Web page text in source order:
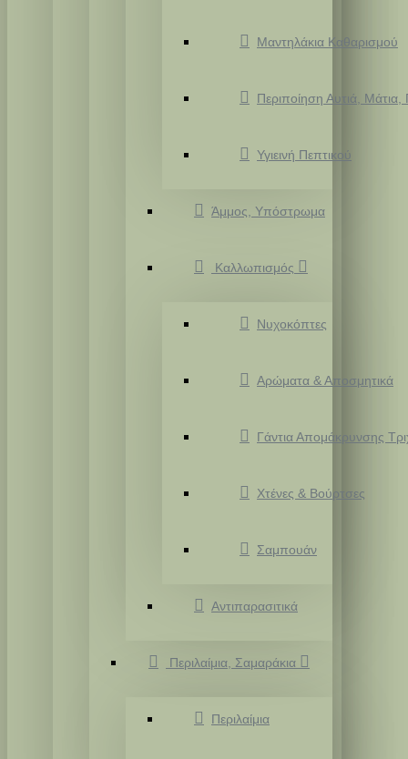
Μαντηλάκια Καθαρισμού
Περιποίηση Αυτιά,
Υγιεινή Πεπτικού
Άμμος, Υπόστρωμα
Καλλωπισμός
Νυχοκόπτες
Αρώματα & Αποσμητικά
Γάντια Απομάκρυνσης
Χτένες & Βούρτσες
Σαμπουάν
Αντιπαρασιτικά
Περιλαίμια, Σαμαράκια
Περιλαίμια